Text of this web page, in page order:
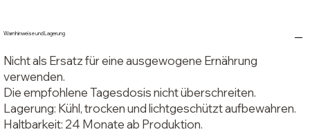
Warnhinweise und Lagerung
Nicht als Ersatz für eine ausgewogene Ernährung
verwenden.
Die empfohlene Tagesdosis nicht überschreiten.
Lagerung: Kühl, trocken und lichtgeschützt aufbewahren.
Haltbarkeit: 24 Monate ab Produktion.